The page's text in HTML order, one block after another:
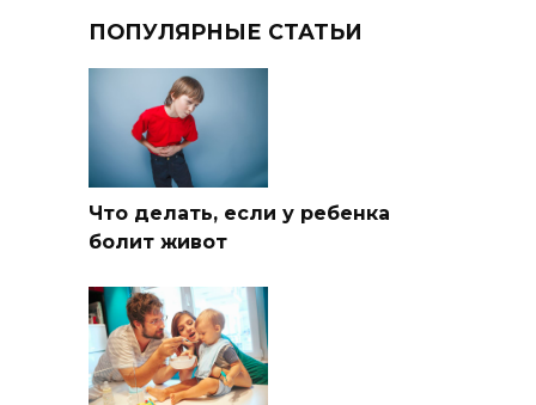
ПОПУЛЯРНЫЕ СТАТЬИ
Что делать, если у ребенка
болит живот